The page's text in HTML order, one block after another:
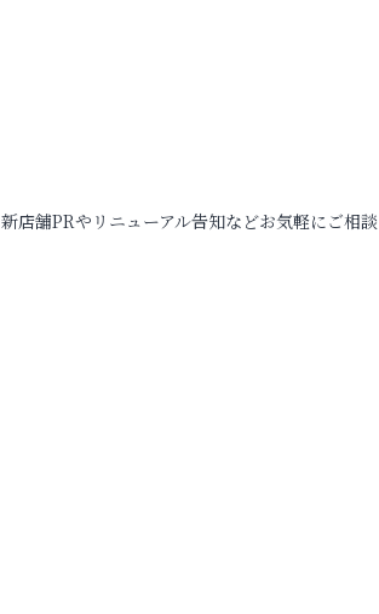
店舗PRやリニューアル告知などお気軽にご相